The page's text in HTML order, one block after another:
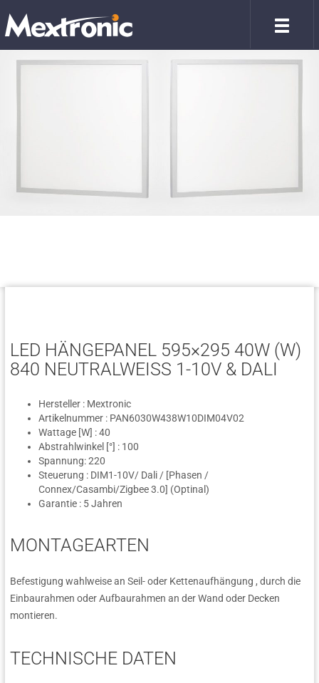
LED HÄNGEPANEL 595×295 40W (W)
840 NEUTRALWEISS 1-10V & DALI
Hersteller : Mextronic
Artikelnummer : PAN6030W438W10DIM04V02
Wattage [W] : 40
Abstrahlwinkel [°] : 100
Spannung: 220
Steuerung : DIM1-10V/ Dali / [Phasen /
Connex/Casambi/Zigbee 3.0] (Optinal)
Garantie : 5 Jahren
MONTAGEARTEN
Befestigung wahlweise an Seil- oder Kettenaufhängung , durch die
Einbaurahmen oder Aufbaurahmen an der Wand oder Decken
montieren.
TECHNISCHE DATEN